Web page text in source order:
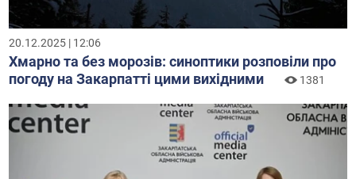
20.12.2025 | 12:06
Хмарно та без морозів: синоптики розповіли про
погоду на Закарпатті цими вихідними
1381